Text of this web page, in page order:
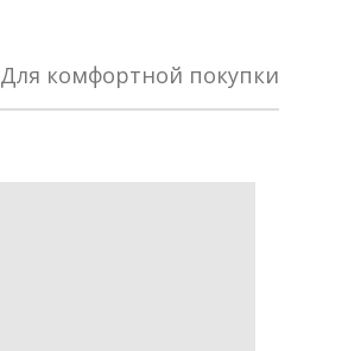
Для комфортной покупки